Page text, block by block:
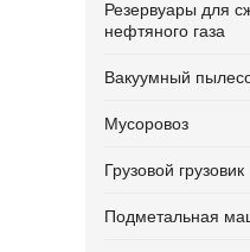
Резервуары для
нефтяного газа
Вакуумный
Мусоровоз
Грузовой грузовик
Подметальная